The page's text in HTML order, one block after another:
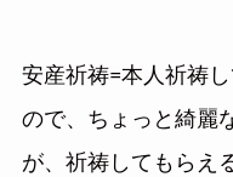
安産祈祷=本人祈祷
ので、ちょっと綺麗
が、祈祷してもらえ